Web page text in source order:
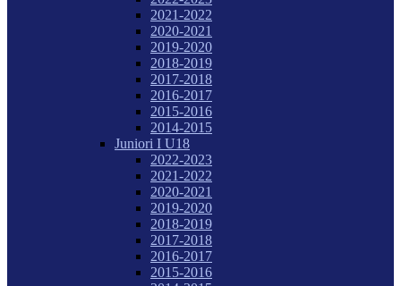
2021-2022
2020-2021
2019-2020
2018-2019
2017-2018
2016-2017
2015-2016
2014-2015
Juniori I U18
2022-2023
2021-2022
2020-2021
2019-2020
2018-2019
2017-2018
2016-2017
2015-2016